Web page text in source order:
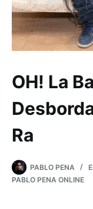
OH! La
Ra
PABLO PENA
PABLO PENA ONLINE